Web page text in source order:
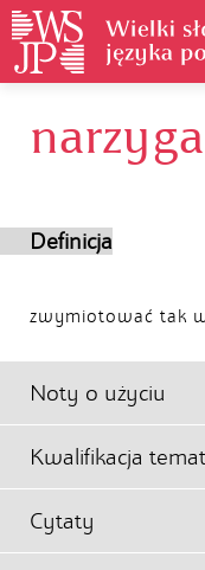
Definicja
zwymiotować tak
Noty o użyciu
Kwalifikacja
Cytaty